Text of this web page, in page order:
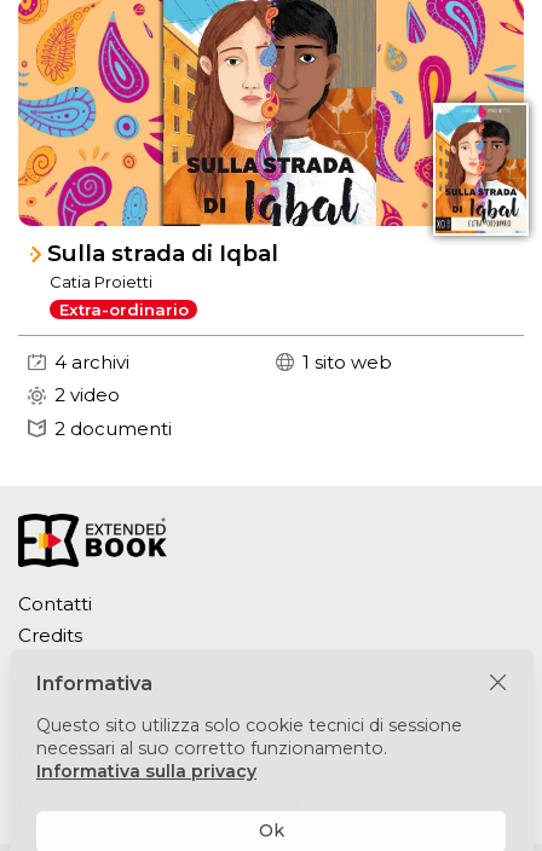
Sulla strada di Iqbal
Catia Proietti
Extra-ordinario
4 archivi
2 video
2 documenti
1 sito web
Contatti
Credits
Cookie Policy
Puntomedia srl
Via Lesmi 6 - 20123 Milano
Informativa
Questo sito utilizza solo cookie tecnici di sessione
necessari al suo corretto funzionamento.
Informativa sulla privacy
Ok